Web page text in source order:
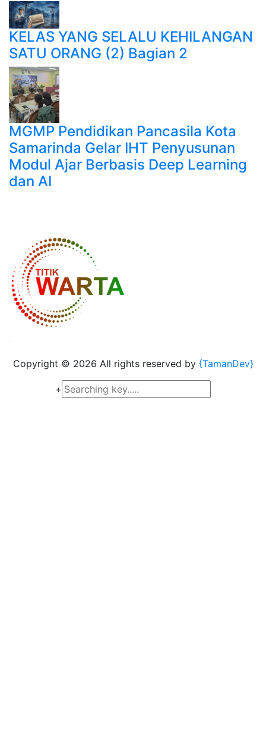
KELAS YANG SELALU KEHILANGAN
SATU ORANG (2) Bagian 2
MGMP Pendidikan Pancasila Kota
Samarinda Gelar IHT Penyusunan
Modul Ajar Berbasis Deep Learning
dan AI
Copyright © 2026 All rights reserved by {TamanDev}
+